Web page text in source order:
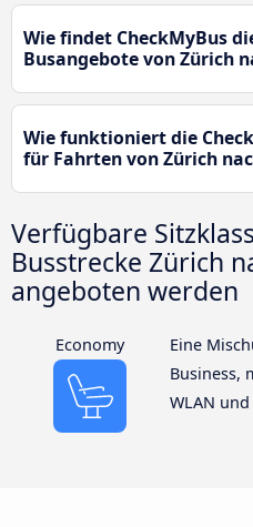
Wie findet CheckMyBus
Busangebote von Zürich
Wie funktioniert die
für Fahrten von Zürich
Verfügbare
Busstrecke Zürich
angeboten werden
Economy
Eine
Business,
WLAN